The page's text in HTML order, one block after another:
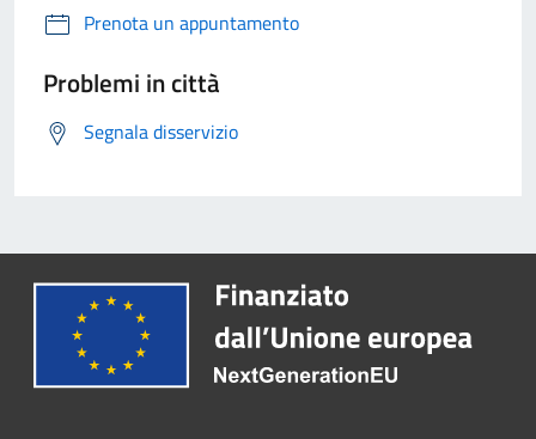
Prenota un appuntamento
Problemi in città
Segnala disservizio